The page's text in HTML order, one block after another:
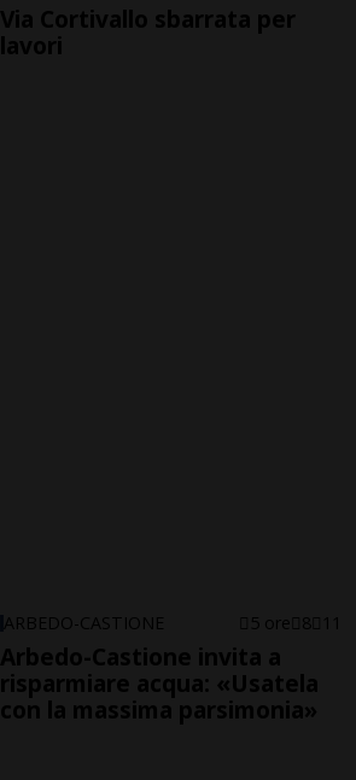
Via Cortivallo sbarrata per
lavori
ARBEDO-CASTIONE 5 ore 8 11
Arbedo-Castione invita a
risparmiare acqua: «Usatela
con la massima parsimonia»